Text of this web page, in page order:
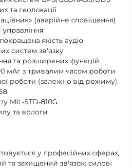
та геолокації
(аварійне сповіщення)
якість аудіо
систем зв'язку
та розширених функцій
мАг з тривалим часом роботи
роботи (залежно від режиму)
MIL-STD-810G
та вологи
у професійних сферах,
та захищений зв'язок: силові